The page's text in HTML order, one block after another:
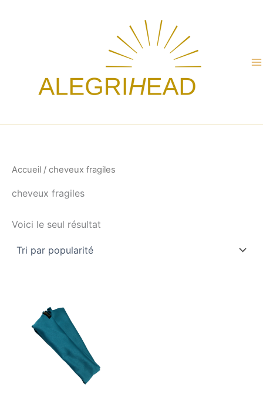
Accueil / cheveux fragiles
cheveux fragiles
Voici le seul résultat